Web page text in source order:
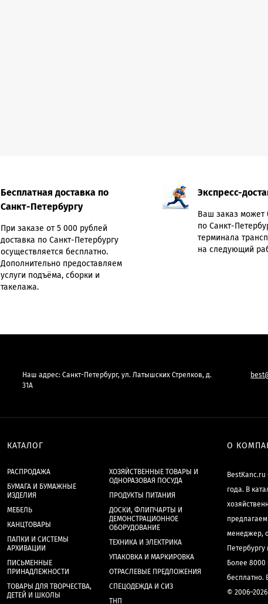
Бесплатная доставка по
Санкт-Петербургу
При заказе от 5 000 рублей
доставка по Санкт-Петербургу
осуществляется бесплатно.
Дополнительно предоставляем
услуги подъёма, сборки и
такелажа.
Экспресс-
Ваш заказ может
по Санкт-
терминала
на следующий
Наш адрес: Санкт-Петербург, ул. Латышских Стрелков, д.
31А
КАТАЛОГ
РАСПРОДАЖА
БУМАГА И БУМАЖНЫЕ
ИЗДЕЛИЯ
МЕБЕЛЬ
КАНЦТОВАРЫ
ПАПКИ И СИСТЕМЫ
АРХИВАЦИИ
ПИСЬМЕННЫЕ
ПРИНАДЛЕЖНОСТИ
ТОВАРЫ ДЛЯ ТВОРЧЕСТВА,
ДЕТЕЙ И ШКОЛЫ
ХОЗЯЙСТВЕННЫЕ ТОВАРЫ И
ОДНОРАЗОВАЯ ПОСУДА
ПРОДУКТЫ ПИТАНИЯ
ДОСКИ, ФЛИПЧАРТЫ И
ДЕМОНСТРАЦИОННОЕ
ОБОРУДОВАНИЕ
ТЕХНИКА И ЭЛЕКТРИКА
УПАКОВКА И МАРКИРОВКА
ОТРАСЛЕВЫЕ ПРЕДЛОЖЕНИЯ
СПЕЦОДЕЖДА И СИЗ
ТНП
О
года. В
менеджер,
Более 8000
бесплатно.
© 2006–2026